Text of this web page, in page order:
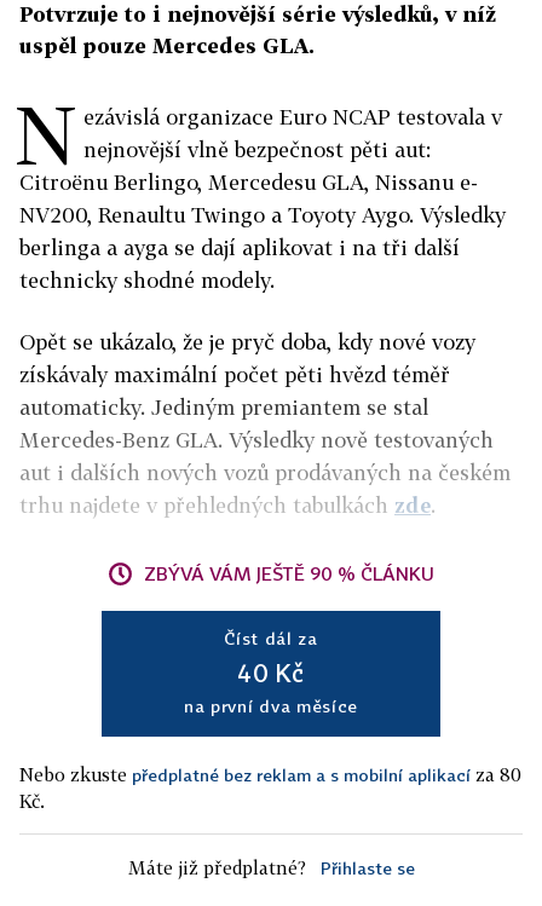
Potvrzuje to i nejnovější série výsledků, v níž
uspěl pouze Mercedes GLA.
N ezávislá organizace Euro NCAP testovala v
nejnovější vlně bezpečnost pěti aut:
Citroënu Berlingo, Mercedesu GLA, Nissanu e-
NV200, Renaultu Twingo a Toyoty Aygo. Výsledky
berlinga a ayga se dají aplikovat i na tři další
technicky shodné modely.
Opět se ukázalo, že je pryč doba, kdy nové vozy
získávaly maximální počet pěti hvězd téměř
automaticky. Jediným premiantem se stal
Mercedes-Benz GLA. Výsledky nově testovaných
aut i dalších nových vozů prodávaných na českém
trhu najdete v přehledných tabulkách zde.
ZBÝVÁ VÁM JEŠTĚ 90 % ČLÁNKU
Číst dál za
40 Kč
na první dva měsíce
Nebo zkuste předplatné bez reklam a s mobilní aplikací za 80
Kč.
Máte již předplatné? Přihlaste se